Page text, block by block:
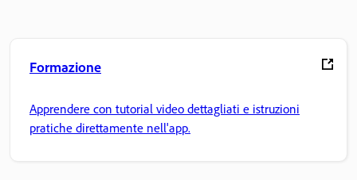
Formazione
Apprendere con tutorial video dettagliati e istruzioni
pratiche direttamente nell'app.